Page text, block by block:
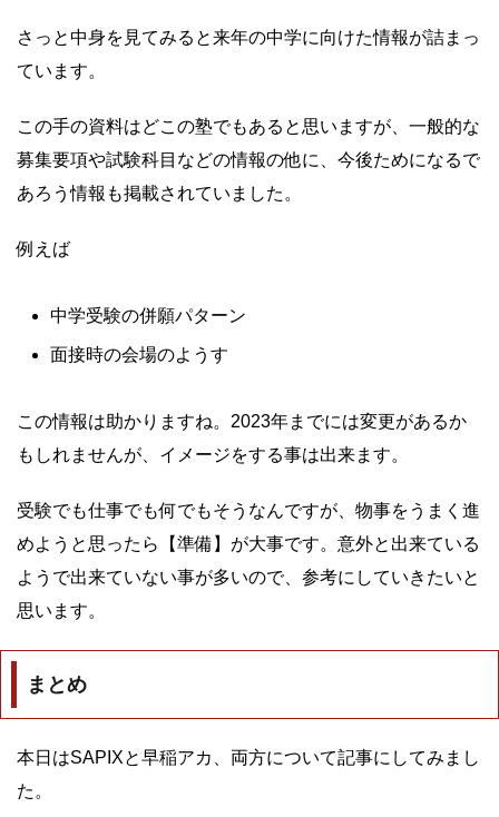
さっと中身を見てみると来年の中学に向けた情報が詰まっ
ています。
この手の資料はどこの塾でもあると思いますが、一般的な
募集要項や試験科目などの情報の他に、今後ためになるで
あろう情報も掲載されていました。
例えば
中学受験の併願パターン
面接時の会場のようす
この情報は助かりますね。2023年までには変更があるか
もしれませんが、イメージをする事は出来ます。
受験でも仕事でも何でもそうなんですが、物事をうまく進
めようと思ったら【準備】が大事です。意外と出来ている
ようで出来ていない事が多いので、参考にしていきたいと
思います。
まとめ
本日はSAPIXと早稲アカ、両方について記事にしてみまし
た。